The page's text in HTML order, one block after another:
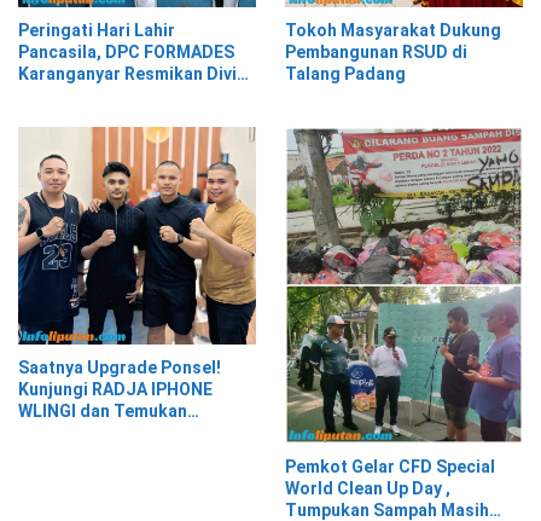
Peringati Hari Lahir
Pancasila, DPC FORMADES
Karanganyar Resmikan Divisi
Tokoh Masyarakat Dukung
Pembangunan RSUD di
Talang Padang
Saatnya Upgrade Ponsel!
Kunjungi RADJA IPHONE
WLINGI dan Temukan
Pemkot Gelar CFD Special
World Clean Up Day ,
Tumpukan Sampah Masih